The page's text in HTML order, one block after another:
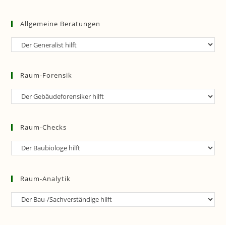
Allgemeine Beratungen
Allgemeine
Raum-Forensik
Raum-
Raum-Checks
Raum-
Raum-Analytik
Raum-